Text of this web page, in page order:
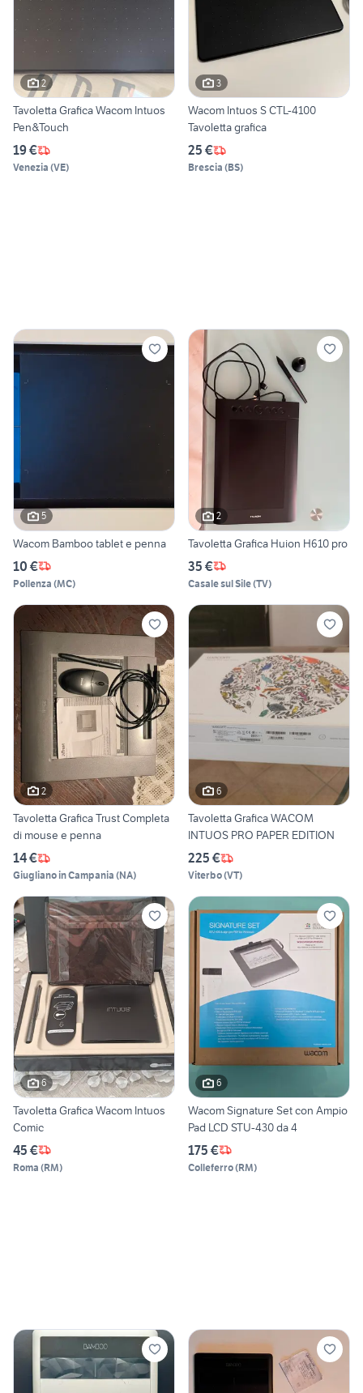
2
Tavoletta Grafica Wacom Intuos
Pen&Touch
19 €
Venezia (VE)
3
Wacom Intuos S CTL-4100
Tavoletta grafica
25 €
Brescia (BS)
5
Wacom Bamboo tablet e penna
10 €
Pollenza (MC)
2
Tavoletta Grafica Huion H610 pro
35 €
Casale sul Sile(TV)
2
Tavoletta Grafica Trust Completa
di mouse e penna
14 €
Giugliano in Campania (NA)
6
Tavoletta Grafica WACOM
INTUOS PRO PAPER EDITION
225 €
Viterbo(VT)
6
Tavoletta Grafica Wacom Intuos
Comic
45 €
Roma (RM)
6
Wacom Signature Set con Ampio
Pad LCD STU-430 da 4
175 €
Colleferro(RM)